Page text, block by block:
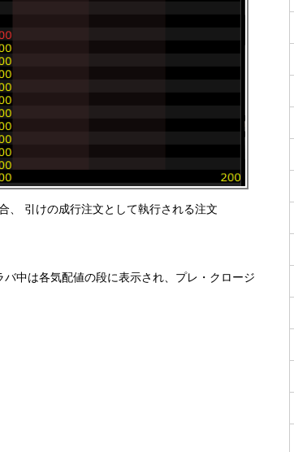
、 引けの成行注文として執行される注文
中は各気配値の段に表示され、プレ・クロージ